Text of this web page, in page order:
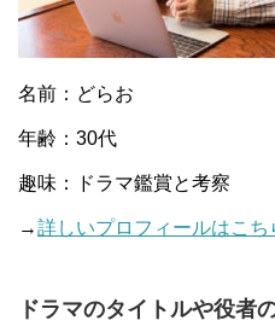
名前：どらお
年齢：30代
趣味：ドラマ鑑賞と考察
→詳しいプロフィールはこち
ドラマのタイトルや役者